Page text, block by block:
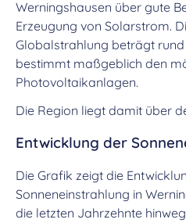
Werningshausen über gute
Erzeugung von Solarstrom.
Globalstrahlung beträgt rund
bestimmt maßgeblich den
Photovoltaikanlagen.
Die Region liegt damit über
Entwicklung der
Die Grafik zeigt die
Sonneneinstrahlung in
die letzten Jahrzehnte